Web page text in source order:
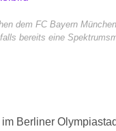
dem FC Bayern
bereits eine
Berliner